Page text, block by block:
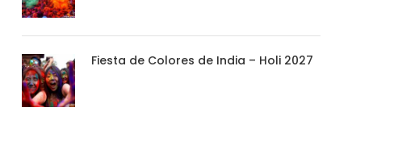
Fiesta de Colores de India – Holi 2027